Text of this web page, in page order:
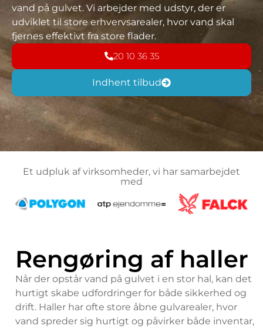
vand på gulvet. Vi arbejder med udstyr, der er
udviklet til store erhvervsarealer, hvor vand skal
fjernes effektivt fra store flader.
20 10 36 35
Indhent tilbud
Et udpluk af virksomheder, vi har samarbejdet
med
Rengøring af haller
Når der opstår vand på gulvet i en stor hal, kan det
hurtigt skabe udfordringer for både sikkerhed og
drift. Haller har ofte store åbne gulvarealer, hvor
vand spreder sig hurtigt og påvirker både inventar,